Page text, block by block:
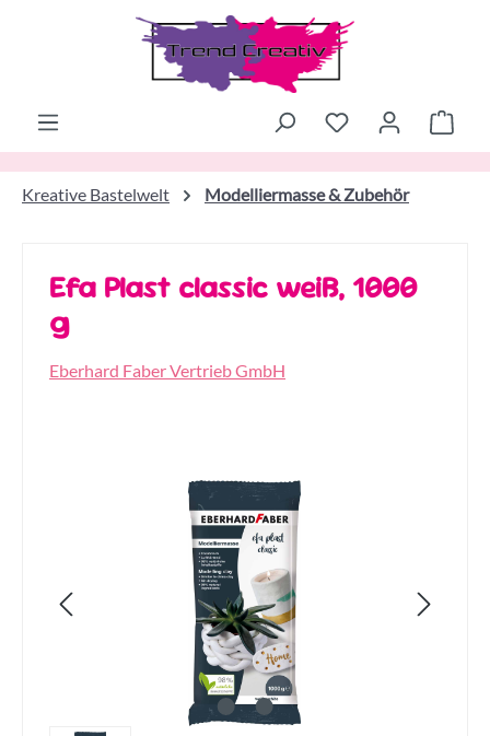
Zum Hauptinhalt springen
Kreative Bastelwelt Modelliermasse & Zubehör
Efa Plast classic weiß, 1000
g
Eberhard Faber Vertrieb GmbH
Bildergalerie überspringen